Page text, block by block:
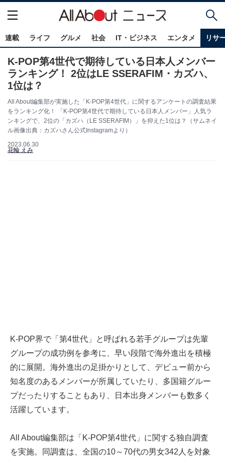
連載 ライフ グルメ 社会 IT・ビジネス エンタメ リサ
K-POP第4世代で期待している日本人メンバー
ランキング！ 2位はLE SSERAFIM・カズハ、
1位は？
All About編集部が実施した「K-POP第4世代」に関するアンケートの調査結果
をランキング化！ 「K-POP第4世代で期待している日本人メンバー」人気ラ
ンキングで、2位の「カズハ（LE SSERAFIM）」を抑えた1位は？（サムネイ
ル画像出典：カズハさん公式Instagramより）
2023.06.30
花輪 えみ
K-POP界で「第4世代」と呼ばれる若手グループは先輩
グループの成功例を参考に、早い段階で海外進出を積極
的に展開。海外進出の足掛かりとして、デビュー前から
知名度のあるメンバーが所属していたり、多国籍グルー
プだったりすることもあり、日本出身メンバーも数多く
活躍しています。
All About編集部は「K-POP第4世代」に関する独自調査
を実施。同調査は、全国の10～70代の男女342人を対象